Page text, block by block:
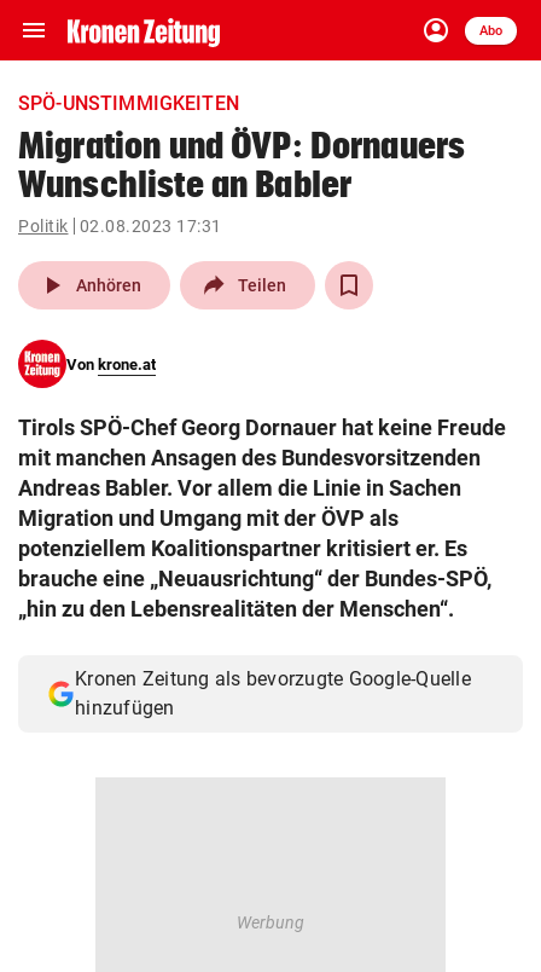
menu Navigation
ein-/ausklappen
account_circle
Anmelden
Abo
close Schließen
Abonnieren
account_circle Anmelden
pin_drop
Wien arrow_right
search
Suchbegriff
eingeben
© Krone Multimedia GmbH & Co KG 2026
Muthgasse 2, 1190 Wien
SPÖ-UNSTIMMIGKEITEN
Migration und ÖVP: Dornauers
Wunschliste an Babler
Politik 02.08.2023 17:31
play_arrow Anhören Teilen
Von krone.at
Tirols SPÖ-Chef Georg Dornauer hat keine Freude
mit manchen Ansagen des Bundesvorsitzenden
Andreas Babler. Vor allem die Linie in Sachen
Migration und Umgang mit der ÖVP als
potenziellem Koalitionspartner kritisiert er. Es
brauche eine „Neuausrichtung“ der Bundes-SPÖ,
„hin zu den Lebensrealitäten der Menschen“.
Kronen Zeitung als bevorzugte Google-Quelle
hinzufügen